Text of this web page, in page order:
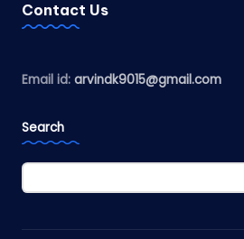
Contact Us
Email id: arvindk9015@gmail.com
Search